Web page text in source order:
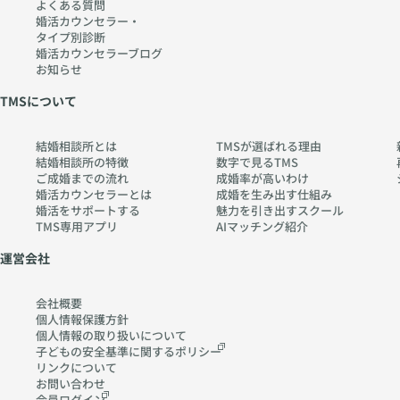
よくある質問
婚活カウンセラー・
タイプ別診断
婚活カウンセラーブログ
お知らせ
TMSについて
結婚相談所とは
結婚相談所の特徴
ご成婚までの流れ
婚活カウンセラーとは
婚活をサポートする
TMS専用アプリ
TMSが選ばれる理由
数字で見るTMS
成婚率が高いわけ
成婚を生み出す仕組み
魅力を引き出すスクール
AIマッチング紹介
運営会社
会社概要
個人情報保護方針
個人情報の取り扱いについて
子どもの安全基準に関するポリシー
リンクについて
お問い合わせ